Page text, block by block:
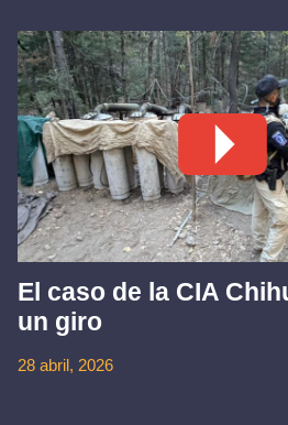
El caso de la CIA
un giro
28 abril, 2026